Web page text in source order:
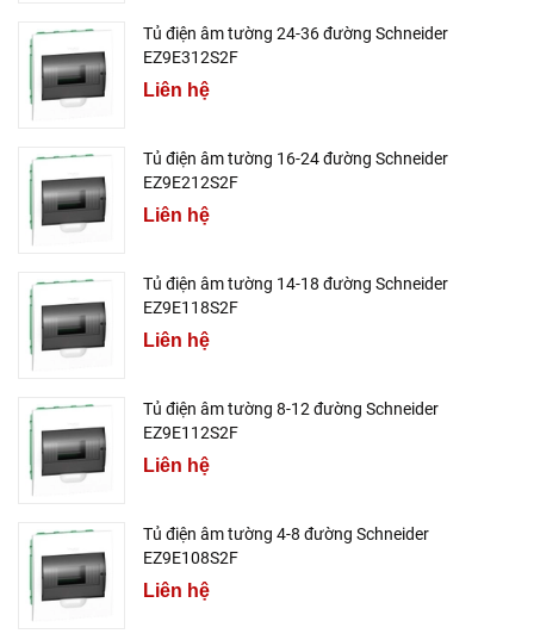
Tủ điện âm tường 24-36 đường Schneider
EZ9E312S2F
Liên hệ
Tủ điện âm tường 16-24 đường Schneider
EZ9E212S2F
Liên hệ
Tủ điện âm tường 14-18 đường Schneider
EZ9E118S2F
Liên hệ
Tủ điện âm tường 8-12 đường Schneider
EZ9E112S2F
Liên hệ
Tủ điện âm tường 4-8 đường Schneider
EZ9E108S2F
Liên hệ